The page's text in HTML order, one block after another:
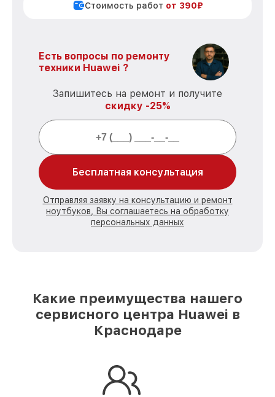
Стоимость работ от 390₽
Есть вопросы по ремонту
техники Huawei ?
Запишитесь на ремонт и получите
скидку -25%
Бесплатная консультация
Отправляя заявку на консультацию и ремонт
ноутбуков, Вы соглашаетесь на обработку
персональных данных
Какие преимущества нашего
сервисного центра Huawei в
Краснодаре